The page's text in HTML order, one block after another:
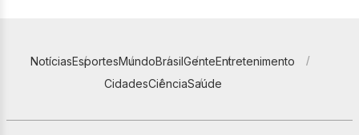
NotíciasEsportesMundoBrasilGenteEntretenimento
CidadesCiênciaSaúde